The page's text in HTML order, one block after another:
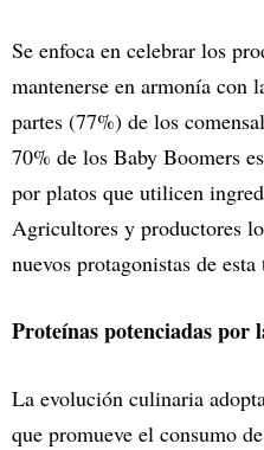
Se enfoca en celebrar los
mantenerse en armonía con
partes (77%) de los
70% de los Baby Boomers
por platos que utilicen
Agricultores y productores
nuevos protagonistas de esta
Proteínas potenciadas por
La evolución culinaria
que promueve el consumo